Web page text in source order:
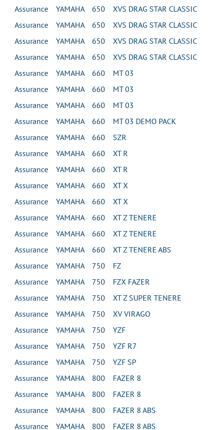
Assurance YAMAHA 650 XVS DRAG STAR CLASSIC
Assurance YAMAHA 650 XVS DRAG STAR CLASSIC
Assurance YAMAHA 650 XVS DRAG STAR CLASSIC
Assurance YAMAHA 650 XVS DRAG STAR CLASSIC
Assurance YAMAHA 660 MT 03
Assurance YAMAHA 660 MT 03
Assurance YAMAHA 660 MT 03
Assurance YAMAHA 660 MT 03 DEMO PACK
Assurance YAMAHA 660 SZR
Assurance YAMAHA 660 XT R
Assurance YAMAHA 660 XT R
Assurance YAMAHA 660 XT X
Assurance YAMAHA 660 XT X
Assurance YAMAHA 660 XT Z TENERE
Assurance YAMAHA 660 XT Z TENERE
Assurance YAMAHA 660 XT Z TENERE ABS
Assurance YAMAHA 750 FZ
Assurance YAMAHA 750 FZX FAZER
Assurance YAMAHA 750 XT Z SUPER TENERE
Assurance YAMAHA 750 XV VIRAGO
Assurance YAMAHA 750 YZF
Assurance YAMAHA 750 YZF R7
Assurance YAMAHA 750 YZF SP
Assurance YAMAHA 800 FAZER 8
Assurance YAMAHA 800 FAZER 8
Assurance YAMAHA 800 FAZER 8 ABS
Assurance YAMAHA 800 FAZER 8 ABS